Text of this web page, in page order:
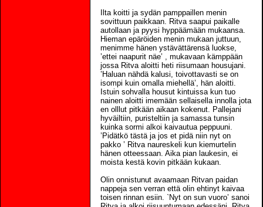
Ilta koitti ja sydän pamppaillen menin
sovittuun paikkaan. Ritva saapui paikalle
autollaan ja pyysi hyppäämään mukaansa.
Hieman epäröiden menin mukaan juttuun,
menimme hänen ystävättärensä luokse,
’ettei naapurit näe’ , mukavaan kämppään
jossa Ritva aloitti heti riisumaan housujani.
’Haluan nähdä kalusi, toivottavasti se on
isompi kuin omalla miehellä’, hän aloitti.
Istuin sohvalla housut kintuissa kun tuo
nainen aloitti imemään sellaisella innolla jota
en olllut pitkään aikaan kokenut. Pallejani
hyväiltiin, puristeltiin ja samassa tunsin
kuinka sormi alkoi kaivautua peppuuni.
’Pidätkö tästä ja jos et pidä niin nyt on
pakko ’ Ritva naureskeli kun kiemurtelin
hänen otteessaan. Aika pian laukesin, ei
moista kestä kovin pitkään kukaan.
Olin onnistunut avaamaan Ritvan paidan
nappeja sen verran että olin ehtinyt kaivaa
toisen rinnan esiin. `Nyt on sun vuoro’ sanoi